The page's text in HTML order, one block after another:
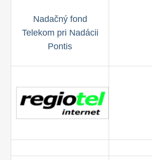
Nadačný fond
Telekom pri Nadácii
Pontis